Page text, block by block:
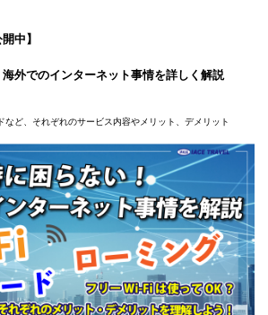
中】
外でのインターネット事情を詳しく解説
など、それぞれのサービス内容やメリット、デメリット